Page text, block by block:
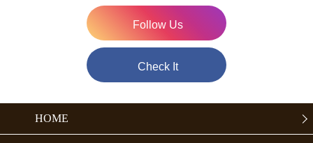
Follow Us
Check It
HOME